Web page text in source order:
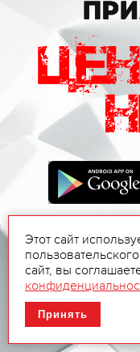
Этот сайт
сайт, вы
Принять